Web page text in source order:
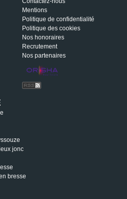
Mentions
Politique de confidentialité
Politique des cookies
Nos honoraires
Recrutement
Nos partenaires
jonc
bresse